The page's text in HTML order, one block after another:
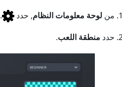
من لوحة معلومات النظام, حدد .
حدد منطقة اللعب.